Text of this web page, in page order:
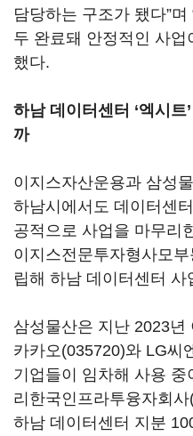
담당하는 구조가 됐다”
두 완료돼 안정적인 사업
했다.
하남 데이터센터 ‘엑시
까
이지스자산운용과 삼성
하남시에서도 데이터센
공적으로 사업을 마무리
이지스전문투자형사모
립해 하남 데이터센터 사
삼성물산은 지난 2023년
카카오(035720)와 LG씨
기업들이 임차해 사용 중
리한국인프라투융자회사
하남 데이터센터 지분